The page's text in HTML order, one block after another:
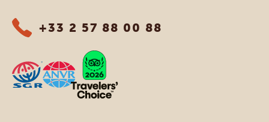
+33 2 57 88 00 88